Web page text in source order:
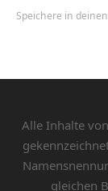
Speichere in
Alle Inhalte
gleichen